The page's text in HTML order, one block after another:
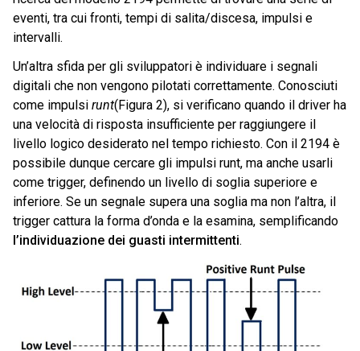
eventi, tra cui fronti, tempi di salita/discesa, impulsi e
intervalli.
Un’altra sfida per gli sviluppatori è individuare i segnali
digitali che non vengono pilotati correttamente. Conosciuti
come impulsi runt(Figura 2), si verificano quando il driver ha
una velocità di risposta insufficiente per raggiungere il
livello logico desiderato nel tempo richiesto. Con il 2194 è
possibile dunque cercare gli impulsi runt, ma anche usarli
come trigger, definendo un livello di soglia superiore e
inferiore. Se un segnale supera una soglia ma non l’altra, il
trigger cattura la forma d’onda e la esamina, semplificando
l’individuazione dei guasti intermittenti.